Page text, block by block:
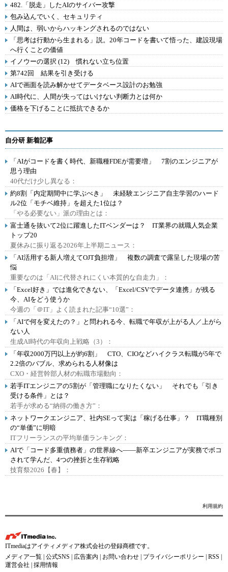
482.「脱走」したAIのサイバー攻撃
包み込んでいく、セキュリティ
人間は、弱いからハッキングされるのではない
「思考は行動から生まれる」説。20年コードを書いて悟った、建設現場
へ行くことの価値
イノウーの選択 (12) 慣れない立ち位置
第742回 結果を引き受ける
AIで画面を読み解かせてデータベース設計のお勉強
AI時代に、人間が失ってはいけない判断力とは何か
価格を下げることに抵抗できるか
自分研 新着記事
「AIがコードを書く時代、新職種FDEが需要増」 7割のエンジニアが
思う理由
40代だけ少し異なる：
約8割「内定期間中に学ぶべき」 未経験エンジニア自主学習のハード
ル2位「モチベ維持」を超えた1位は？
「やる必要ない」派の理由とは：
富士通を抜いて2位に躍進したITベンダーは？ IT業界の就職人気企業
トップ20
夏休みに振り返る2026年上半期ニュース：
「AI活用する新人増えてOJT負担増」 複数の調査で露呈した現場の苦
悩
重要なのは「AIに代替されにくい本質的な自走力」：
「Excel好き」では進化できない、「Excel/CSVでデータ連携」が残る
今、AIをどう使うか
今週の「＠IT」よく読まれた記事“10選”：
「AIで何を変えたの？」と問われる今、転職で年収が上がる人／上がら
ない人
生成AI時代の年収向上戦略（3）：
「年収2000万円以上が約6割」 CTO、CIOなどハイクラス転職が5年で
2.2倍のバブル、求められる人材像は
CXO・経営幹部人材の転職市場動向：
若手ITエンジニアの5割が「管理職になりたくない」 それでも「引き
受ける条件」とは？
若手が求める“納得の働き方”：
ネットワークエンジニア、社内SEって実は「稼げる仕事」？ IT職種別
の“単価”に明暗
ITフリーランスの平均単価ランキング：
AIで「コード多重債務者」の世界線へ――新卒エンジニアが実務でボコ
されて学んだ、4つの挫折と生存戦略
技育祭2026【春】：
利用規約
ITmediaはアイティメディア株式会社の登録商標です。
メディア一覧 公式SNS 広告案内 お問い合わせ プライバシーポリシー RSS
運営会社
採用情報